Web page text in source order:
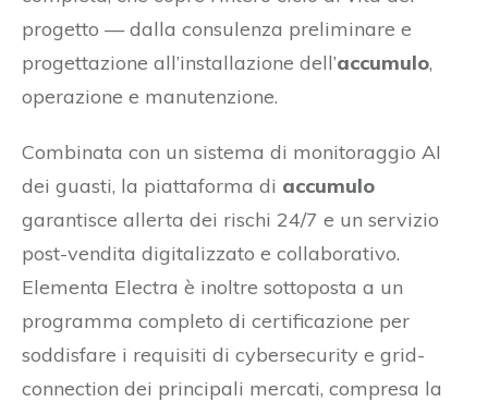
progetto — dalla consulenza preliminare e
progettazione all’installazione dell’accumulo,
operazione e manutenzione.
Combinata con un sistema di monitoraggio AI
dei guasti, la piattaforma di accumulo
garantisce allerta dei rischi 24/7 e un servizio
post-vendita digitalizzato e collaborativo.
Elementa Electra è inoltre sottoposta a un
programma completo di certificazione per
soddisfare i requisiti di cybersecurity e grid-
connection dei principali mercati, compresa la